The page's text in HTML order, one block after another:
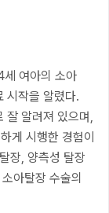
여아의 소아
시작을 알렸다.
알려져 있으며,
게 시행한 경험이
장, 양측성 탈장
아탈장 수술의